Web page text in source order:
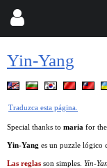
Yin-Yang
Traduzca esta página.
Special thanks to maria for
Yin-Yang es un puzzle lógico
Las reglas son simples. Yin-